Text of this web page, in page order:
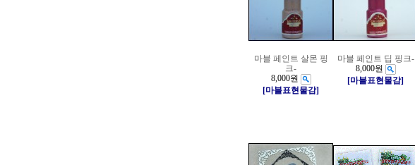
마블 페인트 살몬 핑
크-
8,000원
[마블표현물감]
마블 페인트 딥 핑크-
8,000원
[마블표현물감]